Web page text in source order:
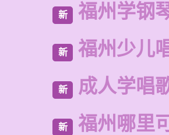
新 福州学钢
新 福州少儿
新 成人学唱
新 福州哪里